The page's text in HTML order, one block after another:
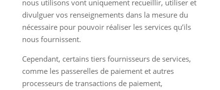
nous utilisons vont uniquement recueillir, utiliser et
divulguer vos renseignements dans la mesure du
nécessaire pour pouvoir réaliser les services qu’ils
nous fournissent.
Cependant, certains tiers fournisseurs de services,
comme les passerelles de paiement et autres
processeurs de transactions de paiement,